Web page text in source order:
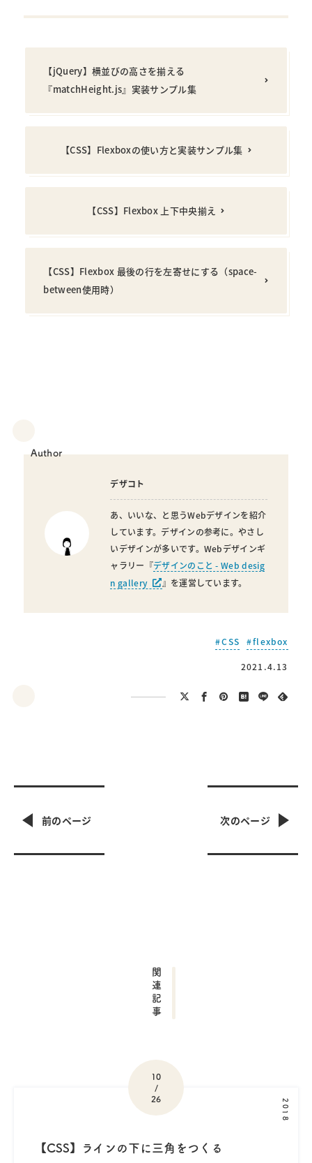
【jQuery】横並びの高さを揃える
『matchHeight.js』実装サンプル集
【CSS】Flexboxの使い方と実装サンプル集
【CSS】Flexbox 上下中央揃え
【CSS】Flexbox 最後の行を左寄せにする（space-
between使用時）
Author
デザコト
あ、いいな、と思うWebデザインを紹介
しています。デザインの参考に。やさし
いデザインが多いです。Webデザインギ
ャラリー『デザインのこと - Web desig
n gallery
』を運営しています。
CSS flexbox
2021.4.13
関連記事
10
/
26
2018
【CSS】ラインの下に三角をつくる